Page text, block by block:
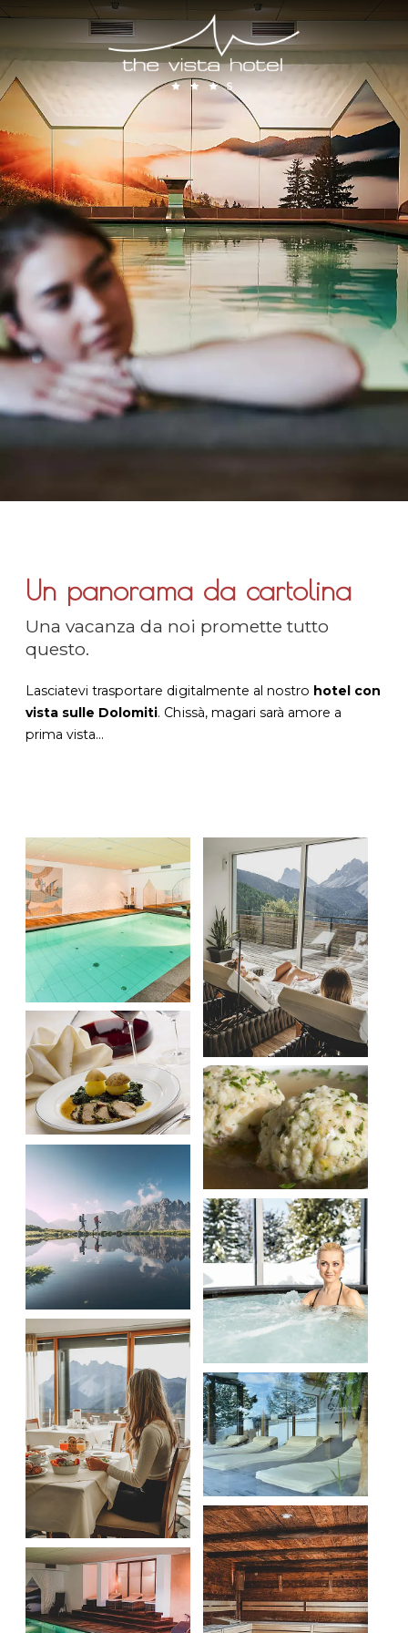
Un panorama da cartolina
Una vacanza da noi promette tutto
questo.
Lasciatevi trasportare digitalmente al nostro hotel con
vista sulle Dolomiti. Chissà, magari sarà amore a
prima vista...